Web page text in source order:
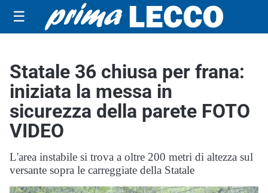
☰
Statale 36 chiusa per frana:
iniziata la messa in
sicurezza della parete FOTO
VIDEO
L'area instabile si trova a oltre 200 metri di altezza sul
versante sopra le carreggiate della Statale